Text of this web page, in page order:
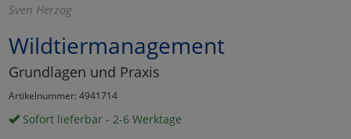
Sven Herzog
Wildtiermanagement
Grundlagen und Praxis
Artikelnummer: 4941714
Sofort lieferbar - 2-6 Werktage
Umfragetools
Cookies
Alle Akzeptieren